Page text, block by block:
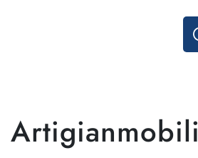
Artigianmobili